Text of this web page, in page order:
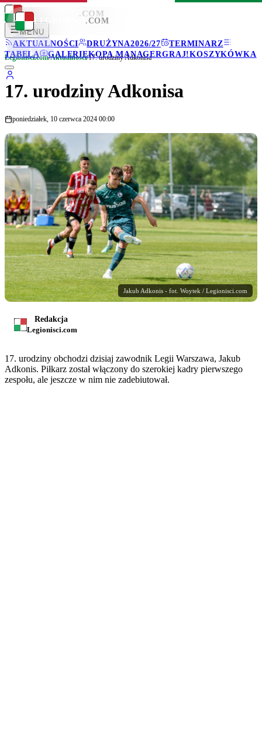
LEGIONISCI .COM
MENU
AKTUALNOŚCI
DRUŻYNA2026/27
TERMINARZ
TABELA
GALERIEKOPA MANAGERGRAJ!KOSZYKÓWKA
LEGIONISCI .COM
Legionisci.com/Aktualności/17. urodziny Adkonisa
17. urodziny Adkonisa
poniedziałek, 10 czerwca 2024 00:00
Jakub Adkonis - fot. Woytek / Legionisci.com
Redakcja
Legionisci.com
17. urodziny obchodzi dzisiaj zawodnik Legii Warszawa, Jakub
Adkonis. Piłkarz został włączony do szerokiej kadry pierwszego
zespołu, ale jeszcze w nim nie zadebiutował.